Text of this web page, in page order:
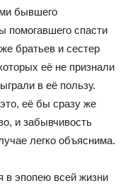
бывшего
помогавшего спасти
братьев и сестер
её не признали
в её пользу.
её бы сразу же
и забывчивость
легко объяснима.
в эпопею всей жизни